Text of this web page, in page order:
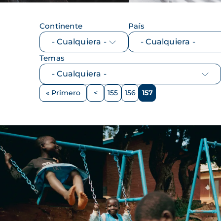
Continente País
Temas
Paginación
Primera
« Primero
Página
< Página
155 Página
156 Página
157